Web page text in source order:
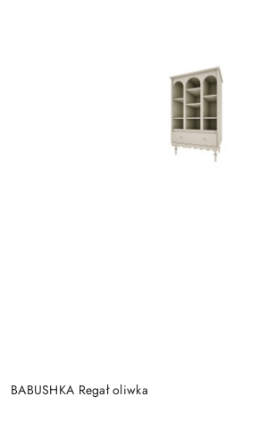
BABUSHKA Regał oliwka